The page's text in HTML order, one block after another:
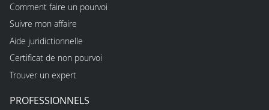
Comment faire un pourvoi
Suivre mon affaire
Aide juridictionnelle
Certificat de non pourvoi
Trouver un expert
PROFESSIONNELS